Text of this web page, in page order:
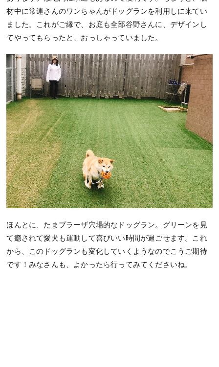
材中に常連さんのワンちゃんがドッグランを利用しに来てい
ました。これがご縁で、お庭も全部谷野さんに、デザインし
てやってもらったと、おっしゃっていました。
ほんとに、たまプラーザ穴場的なドッグラン。グリーンを見
て癒されて愛犬も運動して喜びいい時間が過ごせます。これ
から、このドッグランも変化していくようなのでこうご期待
です！みなさんも、よかったら行ってみてくださいね。